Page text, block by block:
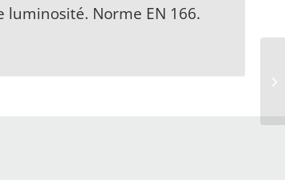
luminosité. Norme EN 166.